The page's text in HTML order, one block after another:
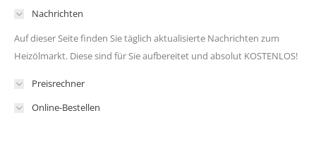
Nachrichten
Auf dieser Seite finden Sie täglich aktualisierte Nachrichten zum
Heizölmarkt. Diese sind für Sie aufbereitet und absolut KOSTENLOS!
Preisrechner
Online-Bestellen